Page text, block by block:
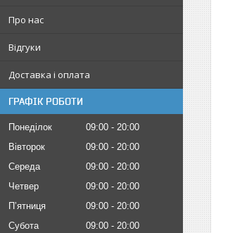
Про нас
Відгуки
Доставка і оплата
ГРАФІК РОБОТИ
Понеділок 09:00
20:00
Вівторок
09:00
20:00
Середа
09:00
20:00
Четвер
09:00
20:00
Пʼятниця
09:00
20:00
Субота
09:00
20:00